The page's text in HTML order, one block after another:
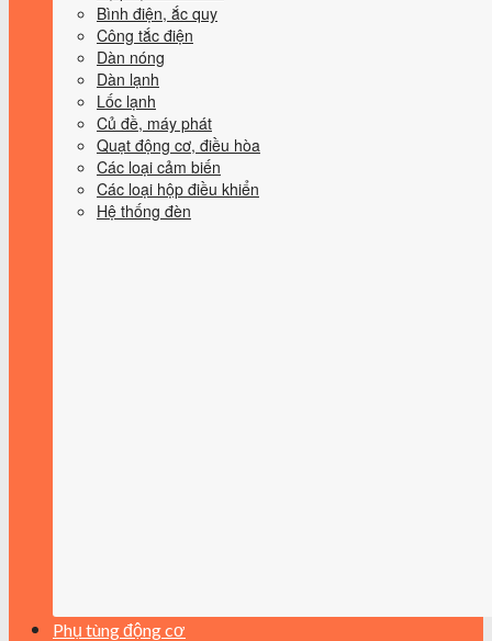
Bình điện, ắc quy
Công tắc điện
Dàn nóng
Dàn lạnh
Lốc lạnh
Củ đề, máy phát
Quạt động cơ, điều hòa
Các loại cảm biến
Các loại hộp điều khiển
Hệ thống đèn
Phụ tùng động cơ